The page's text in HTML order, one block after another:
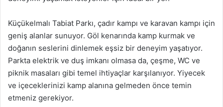
Küçükelmalı Tabiat Parkı, çadır kampı ve karavan kampı için
geniş alanlar sunuyor. Göl kenarında kamp kurmak ve
doğanın seslerini dinlemek eşsiz bir deneyim yaşatıyor.
Parkta elektrik ve duş imkanı olmasa da, çeşme, WC ve
piknik masaları gibi temel ihtiyaçlar karşılanıyor. Yiyecek
ve içeceklerinizi kamp alanına gelmeden önce temin
etmeniz gerekiyor.